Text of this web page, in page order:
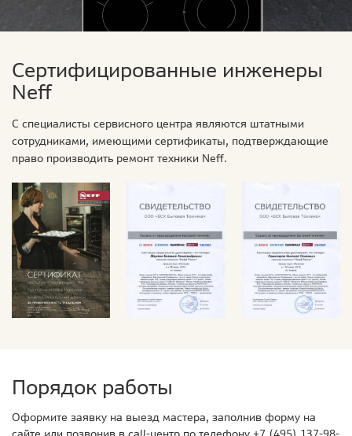
Сертифицированные инженеры
Neff
С специалисты сервисного центра являются штатными
сотрудниками, имеющими сертификаты, подтверждающие
право производить ремонт техники Neff.
Порядок работы
Оформите заявку на выезд мастера, заполнив форму на